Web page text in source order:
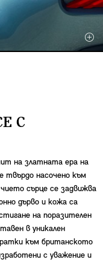
С
на златната ера на
твърдо насочено към
сърце се задвижва
дърво и кожа са
на поразителен
в уникален
към британското
с уважение и